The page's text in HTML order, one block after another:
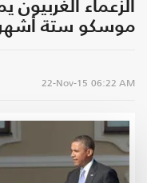
الزعماء
موسكو ستة
22-Nov-15 06:22 AM